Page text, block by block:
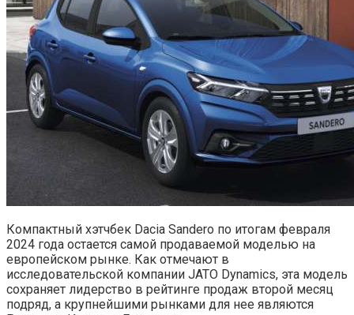
Компактный хэтчбек Dacia Sandero по итогам февраля
2024 года остается самой продаваемой моделью на
европейском рынке. Как отмечают в
исследовательской компании JATO Dynamics, эта модель
сохраняет лидерство в рейтинге продаж второй месяц
подряд, а крупнейшими рынками для нее являются